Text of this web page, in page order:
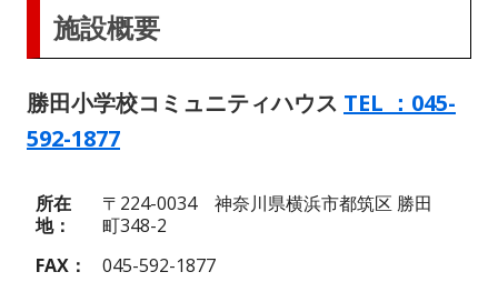
施設概要
勝田小学校コミュニティハウス TEL ：045-
592-1877
所在
地
〒224-0034 神奈川県横浜市都筑区 勝田
町348-2
FAX
045-592-1877